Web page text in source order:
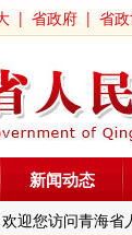
| 省政府 | 省
欢迎您访问青海省
新闻动态